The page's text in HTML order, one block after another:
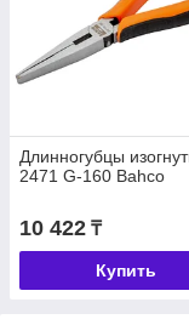
Длинногубцы
2471 G-160 Bahco
10 422 ₸
Купить